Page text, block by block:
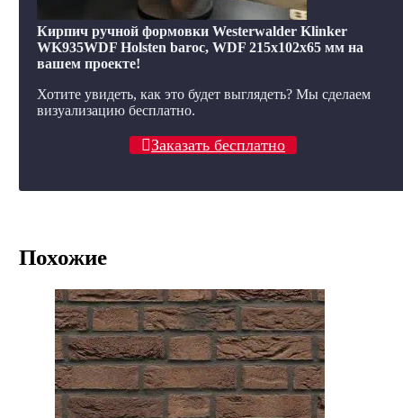
Кирпич ручной формовки Westerwalder Klinker
WK935WDF Holsten baroc, WDF 215x102x65 мм на
вашем проекте!
Хотите увидеть, как это будет выглядеть? Мы сделаем
визуализацию бесплатно.
Заказать бесплатно
Похожие